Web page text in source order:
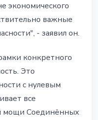
экономического
важные
- заявил он.
конкретного
Это
с нулевым
все
мощи Соединённых